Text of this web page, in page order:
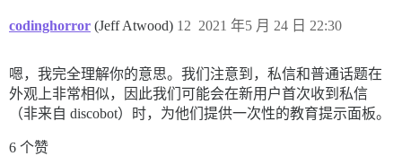
codinghorror (Jeff Atwood) 2021 年5 月 24 日 22:30
12
嗯，我完全理解你的意思。我们注意到，私信和普通话题在
外观上非常相似，因此我们可能会在新用户首次收到私信
（非来自 discobot）时，为他们提供一次性的教育提示面板。
6 个赞